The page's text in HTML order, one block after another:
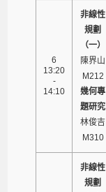
6
13:20
-
14:10
非線性
規劃
（一）
陳界山
M212
幾何專
題研究
林俊吉
M310
非線性
規劃